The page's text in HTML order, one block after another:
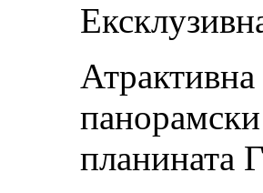
планината